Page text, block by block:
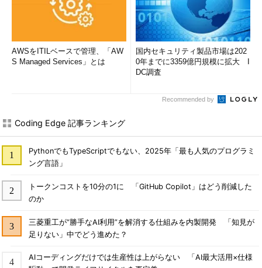
AWSをITILベースで管理、「AW
S Managed Services」とは
国内セキュリティ製品市場は202
0年までに3359億円規模に拡大 I
DC調査
Recommended by
Coding Edge 記事ランキング
PythonでもTypeScriptでもない、2025年「最も人気のプログラミ
ング言語」
トークンコストを10分の1に 「GitHub Copilot」はどう削減した
のか
三菱重工が“勝手なAI利用”を解消する仕組みを内製開発 「知見が
足りない」中でどう進めた？
AIコーディングだけでは生産性は上がらない 「AI最大活用×仕様